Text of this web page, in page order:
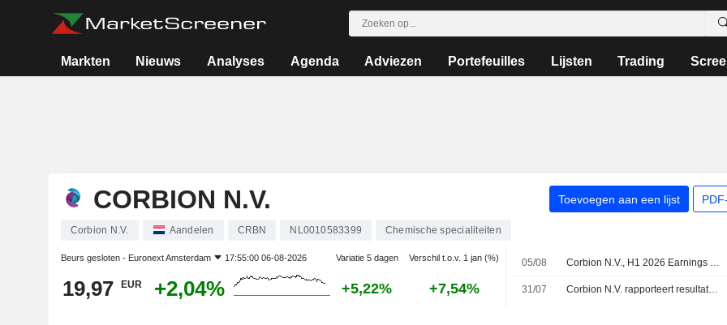
Markten Nieuws Analyses Agenda Adviezen Portefeuilles Lijsten Trading
CORBION N.V. Toevoegen aan een lijst
Corbion N.V. Aandelen CRBN NL0010583399 Chemische specialiteiten
Beurs gesloten - Euronext Amsterdam 17:55:00 06-08-2026 Variatie 5 dagen Verschil t.o.v. 1 jan (%)
19,97 EUR +2,04% +5,22% +7,54%
05/08 Corbion N.V., H1 2026 Earnings Call, Jul 31, 2026
31/07 Corbion N.V. rapporteert resultaten over de eerste helft van 2026